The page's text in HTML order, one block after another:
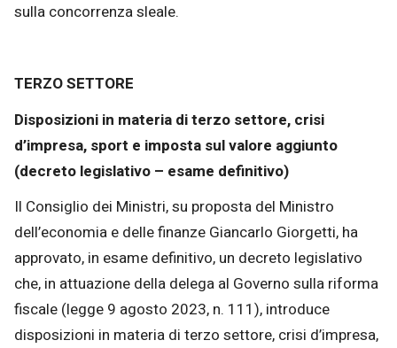
sulla concorrenza sleale.
TERZO SETTORE
Disposizioni in materia di terzo settore, crisi
d’impresa, sport e imposta sul valore aggiunto
(decreto legislativo – esame definitivo)
Il Consiglio dei Ministri, su proposta del Ministro
dell’economia e delle finanze Giancarlo Giorgetti, ha
approvato, in esame definitivo, un decreto legislativo
che, in attuazione della delega al Governo sulla riforma
fiscale (legge 9 agosto 2023, n. 111), introduce
disposizioni in materia di terzo settore, crisi d’impresa,